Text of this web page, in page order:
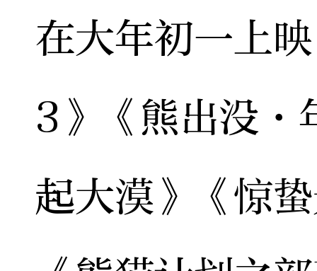
在大年初一上
3》《熊出没·
起大漠》《惊